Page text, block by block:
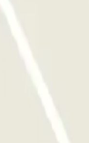
le bouton. AU DÉPART
mais ce temps
situé au n°190, il